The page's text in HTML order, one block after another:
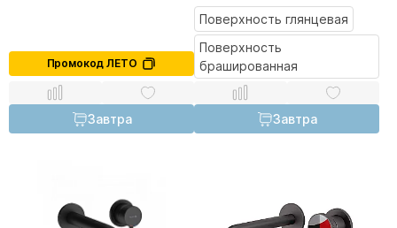
Промокод ЛЕТО
Завтра
Поверхность глянцевая
Поверхность
брашированная
Завтра